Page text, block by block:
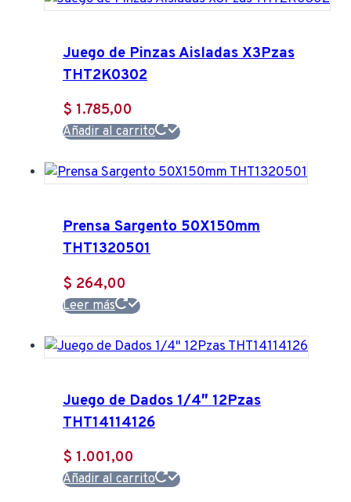
Juego de Pinzas Aisladas X3Pzas
THT2K0302
$ 1.785,00
Añadir al carrito
Prensa Sargento 50X150mm
THT1320501
$ 264,00
Leer más
Juego de Dados 1/4″ 12Pzas
THT14114126
$ 1.001,00
Añadir al carrito